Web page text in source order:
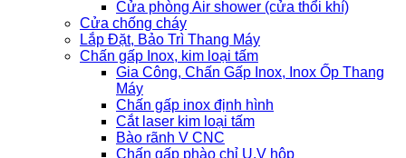
Cửa phòng Air shower (cửa thổi khí)
Cửa chống cháy
Lắp Đặt, Bảo Trì Thang Máy
Chấn gấp Inox, kim loại tấm
Gia Công, Chấn Gấp Inox, Inox Ốp Thang
Máy
Chấn gấp inox định hình
Cắt laser kim loại tấm
Bào rãnh V CNC
Chấn gấp phào chỉ U,V hộp